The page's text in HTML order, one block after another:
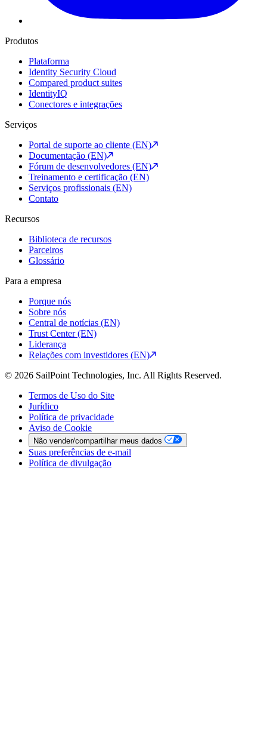
Produtos
Plataforma
Identity Security Cloud
Compared product suites
IdentityIQ
Conectores e integrações
Serviços
Portal de suporte ao cliente (EN)
Documentação (EN)
Fórum de desenvolvedores (EN)
Treinamento e certificação (EN)
Serviços profissionais (EN)
Contato
Recursos
Biblioteca de recursos
Parceiros
Glossário
Para a empresa
Porque nós
Sobre nós
Central de notícias (EN)
Trust Center (EN)
Liderança
Relações com investidores (EN)
© 2026 SailPoint Technologies, Inc. All Rights Reserved.
Termos de Uso do Site
Jurídico
Política de privacidade
Aviso de Cookie
Não vender/compartilhar meus dados
Suas preferências de e-mail
Política de divulgação